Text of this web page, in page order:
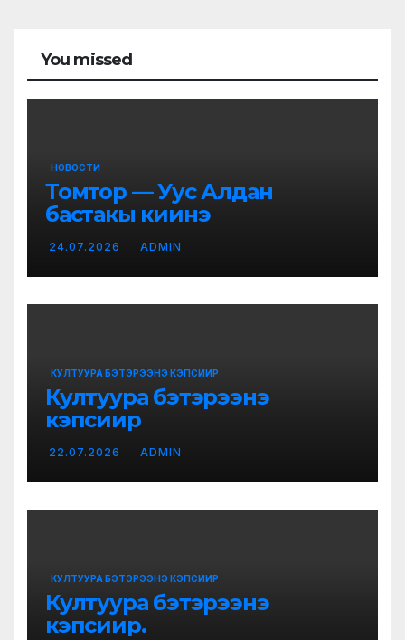
You missed
НОВОСТИ
Томтор — Уус Алдан
бастакы киинэ
24.07.2026 ADMIN
КУЛТУУРА БЭТЭРЭЭНЭ КЭПСИИР
Култуура бэтэрээнэ
кэпсиир
22.07.2026 ADMIN
КУЛТУУРА БЭТЭРЭЭНЭ КЭПСИИР
Култуура бэтэрээнэ
кэпсиир.